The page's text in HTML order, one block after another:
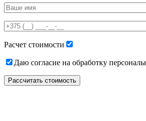
leave
field
empty.
Расчет стоимости
Даю согласие на обработку